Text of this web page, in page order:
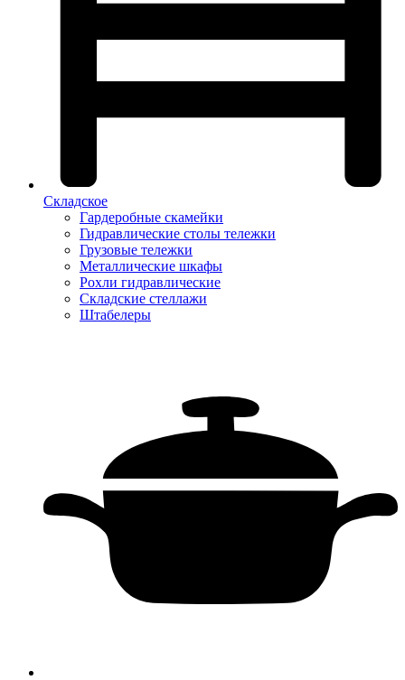
Складское
Гардеробные скамейки
Гидравлические столы тележки
Грузовые тележки
Металлические шкафы
Рохли гидравлические
Складские стеллажи
Штабелеры